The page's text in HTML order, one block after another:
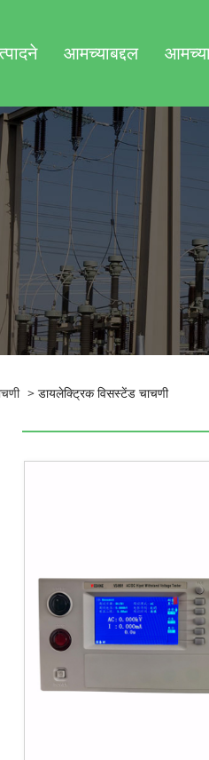
आमच्याबद्दल
> डायलेक्ट्रिक विसस्टेंड चाचणी